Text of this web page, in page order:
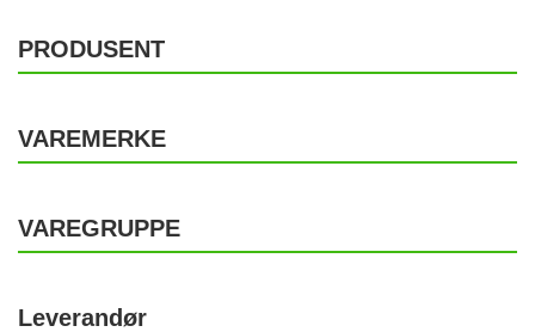
PRODUSENT
VAREMERKE
VAREGRUPPE
Leverandør